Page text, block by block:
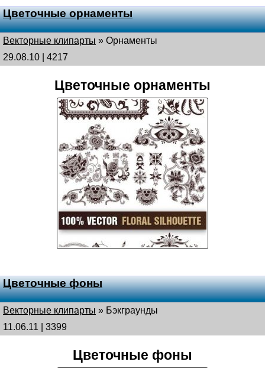
Цветочные орнаменты
Векторные клипарты » Орнаменты
29.08.10 | 4217
Цветочные орнаменты
Цветочные фоны
Векторные клипарты » Бэкграунды
11.06.11 | 3399
Цветочные фоны